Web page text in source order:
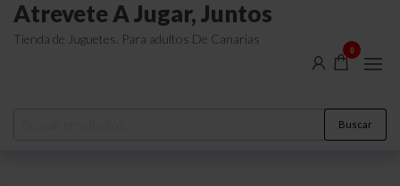
Atrevete A Jugar, Juntos
Tienda de Juguetes. Para adultos De Canarias
0
Buscar